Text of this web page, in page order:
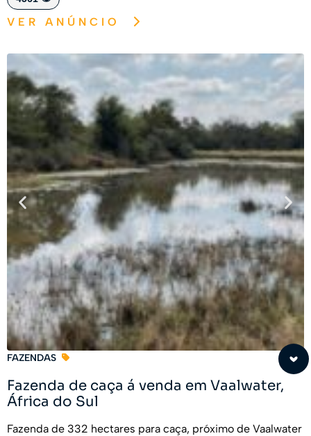
VER ANÚNCIO
FAZENDAS
Fazenda de caça á venda em Vaalwater,
África do Sul
Fazenda de 332 hectares para caça, próximo de Vaalwater